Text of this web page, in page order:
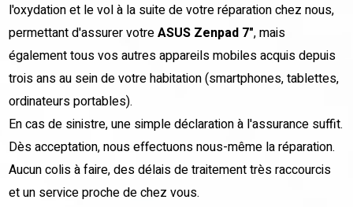
l'oxydation et le vol à la suite de votre réparation chez nous,
permettant d'assurer votreASUS Zenpad 7", mais
également tous vos autres appareils mobiles acquis depuis
trois ans au sein de votre habitation (smartphones, tablettes,
ordinateurs portables).
En cas de sinistre, une simple déclaration à l'assurance suffit.
Dès acceptation, nous effectuons nous-même la réparation.
Aucun colis à faire, des délais de traitement très raccourcis
et un service proche de chez vous.